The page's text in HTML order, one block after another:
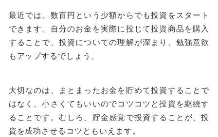
最近では、数百円という少額からでも投資をスタート
できます。自分のお金を実際に投じて投資商品を購入
することで、投資についての理解が深まり、勉強意欲
もアップするでしょう。
大切なのは、まとまったお金を貯めて投資することで
はなく、小さくてもいいのでコツコツと投資を継続す
ることです。むしろ、貯金感覚で投資することが、投
資を成功させるコツともいえます。